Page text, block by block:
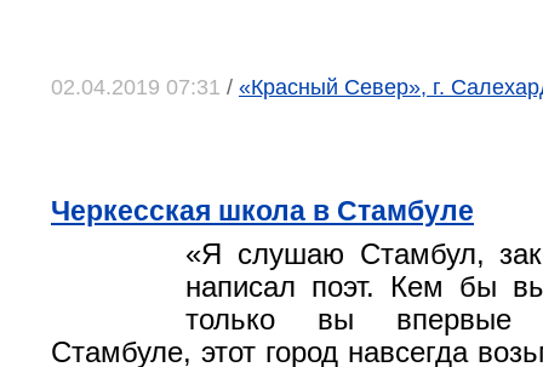
02.04.2019 07:31 / «Красный Север», г.
Черкесская школа в Стамбуле
«Я слушаю Стамбул,
написал поэт. Кем бы
только вы впервые
Стамбуле, этот город навсегда